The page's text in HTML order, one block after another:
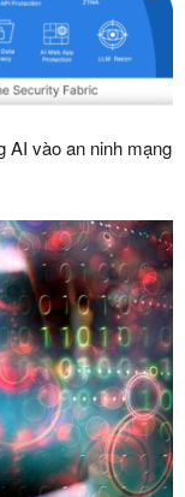
AI vào an ninh mạng